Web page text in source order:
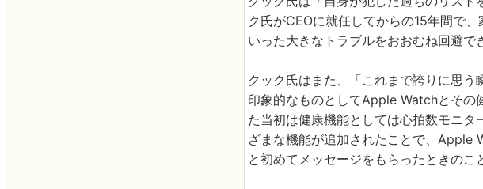
ク氏がCEOに就任してからの15年間で
いった大きなトラブルをおおむね回避で
クック氏はまた、「これまで誇りに思
印象的なものとしてApple Watchとそ
た当初は健康機能としては心拍数モニ
ざまな機能が追加されたことで、Apple
と初めてメッセージをもらったときのこ